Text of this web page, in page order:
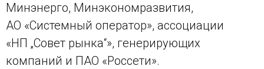
Минэнерго, Минэкономразвития,
АО «Системный оператор», ассоциации
«НП „Совет рынка“», генерирующих
компаний и ПАО «Россети».